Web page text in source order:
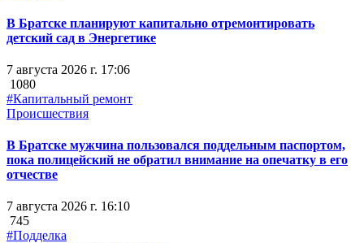
В Братске планируют капитально отремонтировать
детский сад в Энергетике
7 августа 2026 г. 17:06
1080
#Капитальный ремонт
Происшествия
В Братске мужчина пользовался поддельным паспортом,
пока полицейский не обратил внимание на опечатку в его
отчестве
7 августа 2026 г. 16:10
745
#Подделка